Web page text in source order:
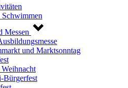
Messen
und Marktsonntag